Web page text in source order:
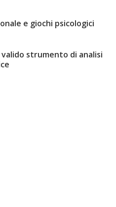
e giochi psicologici
valido strumento di analisi